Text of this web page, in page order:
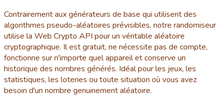
Contrairement aux générateurs de base qui utilisent des
algorithmes pseudo-aléatoires prévisibles, notre randomiseur
utilise la Web Crypto API pour un véritable aléatoire
cryptographique. Il est gratuit, ne nécessite pas de compte,
fonctionne sur n'importe quel appareil et conserve un
historique des nombres générés. Idéal pour les jeux, les
statistiques, les loteries ou toute situation où vous avez
besoin d'un nombre genuinement aléatoire.